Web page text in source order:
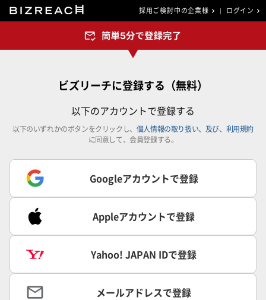
採用ご検討中の企業様 ログイン
ビズリーチに登録する（無料）
以下のアカウントで登録する
以下のいずれかのボタンをクリックし、 個人情報の取り扱い、及び、利用規約
に同意して、会員登録する。
Googleアカウントで登録
Appleアカウントで登録
Yahoo! JAPAN IDで登録
メールアドレスで登録